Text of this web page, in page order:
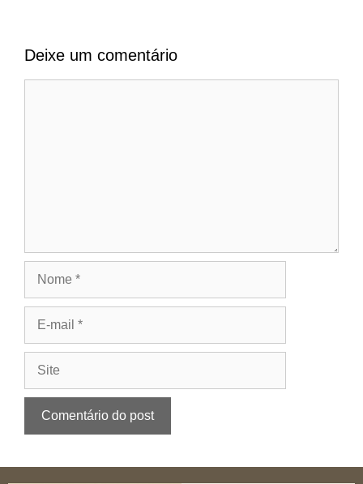
Deixe um comentário
mail